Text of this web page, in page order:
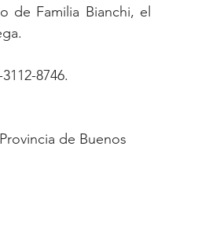
de Familia Bianchi, el
8746.
de Buenos